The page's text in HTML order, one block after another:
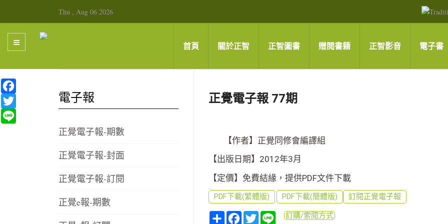
Thu , Aug 06 2026
首頁 關於正智 正智圖書 贈閱書籍 正智影音 電子書
正覺電子報 77期
【作者】正覺同修會編譯組
【出版日期】2012年3月
【定價】免費結緣，提供PDF文件下載
PDF下載(繁體版) PDF下載(簡體版) 訂閱正覺電子報
分
Facebook
TwitterLine訂購/索閱方式
電子報
正覺電子報-期數
正覺電子報-封面
正覺電子報-訂閱
正覺e報-期數